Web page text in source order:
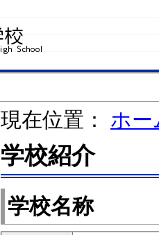
現在位置： ホー
学校紹介
学校名称